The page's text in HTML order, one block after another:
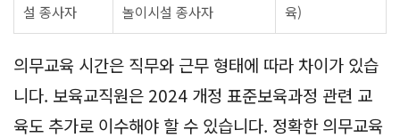
설 종사자
놀이시설 종사자
육)
의무교육 시간은 직무와 근무 형태에 따라 차이가 있습
니다. 보육교직원은 2024 개정 표준보육과정 관련 교
육도 추가로 이수해야 할 수 있습니다. 정확한 의무교육